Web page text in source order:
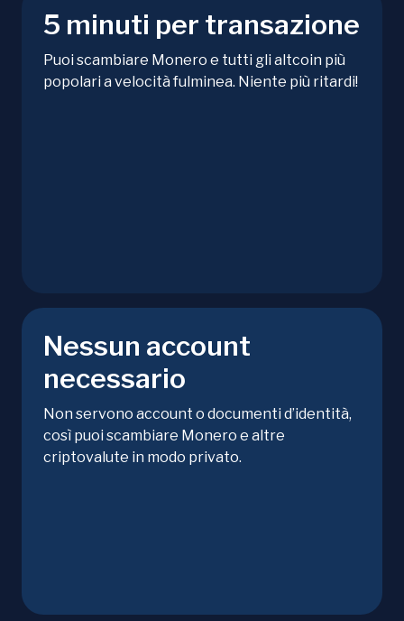
5 minuti per transazione
Puoi scambiare Monero e tutti gli altcoin più
popolari a velocità fulminea. Niente più ritardi!
Nessun account
necessario
Non servono account o documenti d’identità,
così puoi scambiare Monero e altre
criptovalute in modo privato.